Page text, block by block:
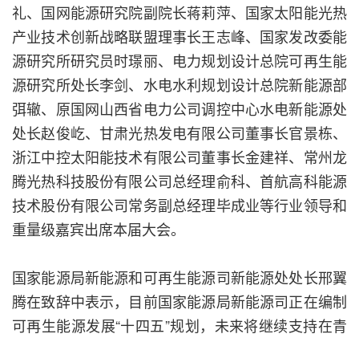
礼、国网能源研究院副院长蒋莉萍、国家太阳能光热
产业技术创新战略联盟理事长王志峰、国家发改委能
源研究所研究员时璟丽、电力规划设计总院可再生能
源研究所处长李剑、水电水利规划设计总院新能源部
弭辙、原国网山西省电力公司调控中心水电新能源处
处长赵俊屹、甘肃光热发电有限公司董事长官景栋、
浙江中控太阳能技术有限公司董事长金建祥、常州龙
腾光热科技股份有限公司总经理俞科、首航高科能源
技术股份有限公司常务副总经理毕成业等行业领导和
重量级嘉宾出席本届大会。
国家能源局新能源和可再生能源司新能源处处长邢翼
腾在致辞中表示，目前国家能源局新能源司正在编制
可再生能源发展“十四五”规划，未来将继续支持在青